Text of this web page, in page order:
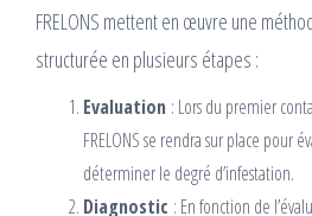
FRELONS mettent en œuvre une
structurée en plusieurs étapes :
Evaluation : Lors du premier
FRELONS se rendra sur place pour
déterminer le degré d’infestation.
Diagnostic : En fonction de